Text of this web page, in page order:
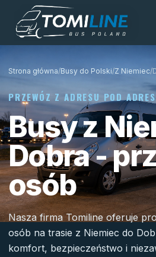
Przejdź do treści
Strona główna/Busy do Polski/Z Niemiec/
PRZEWÓZ Z ADRESU POD ADRES
Busy z
Dobra -
osób
Nasza firma Tomiline oferuje
osób na trasie z Niemiec do
komfort, bezpieczeństwo i